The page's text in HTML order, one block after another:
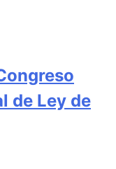
de Ley de